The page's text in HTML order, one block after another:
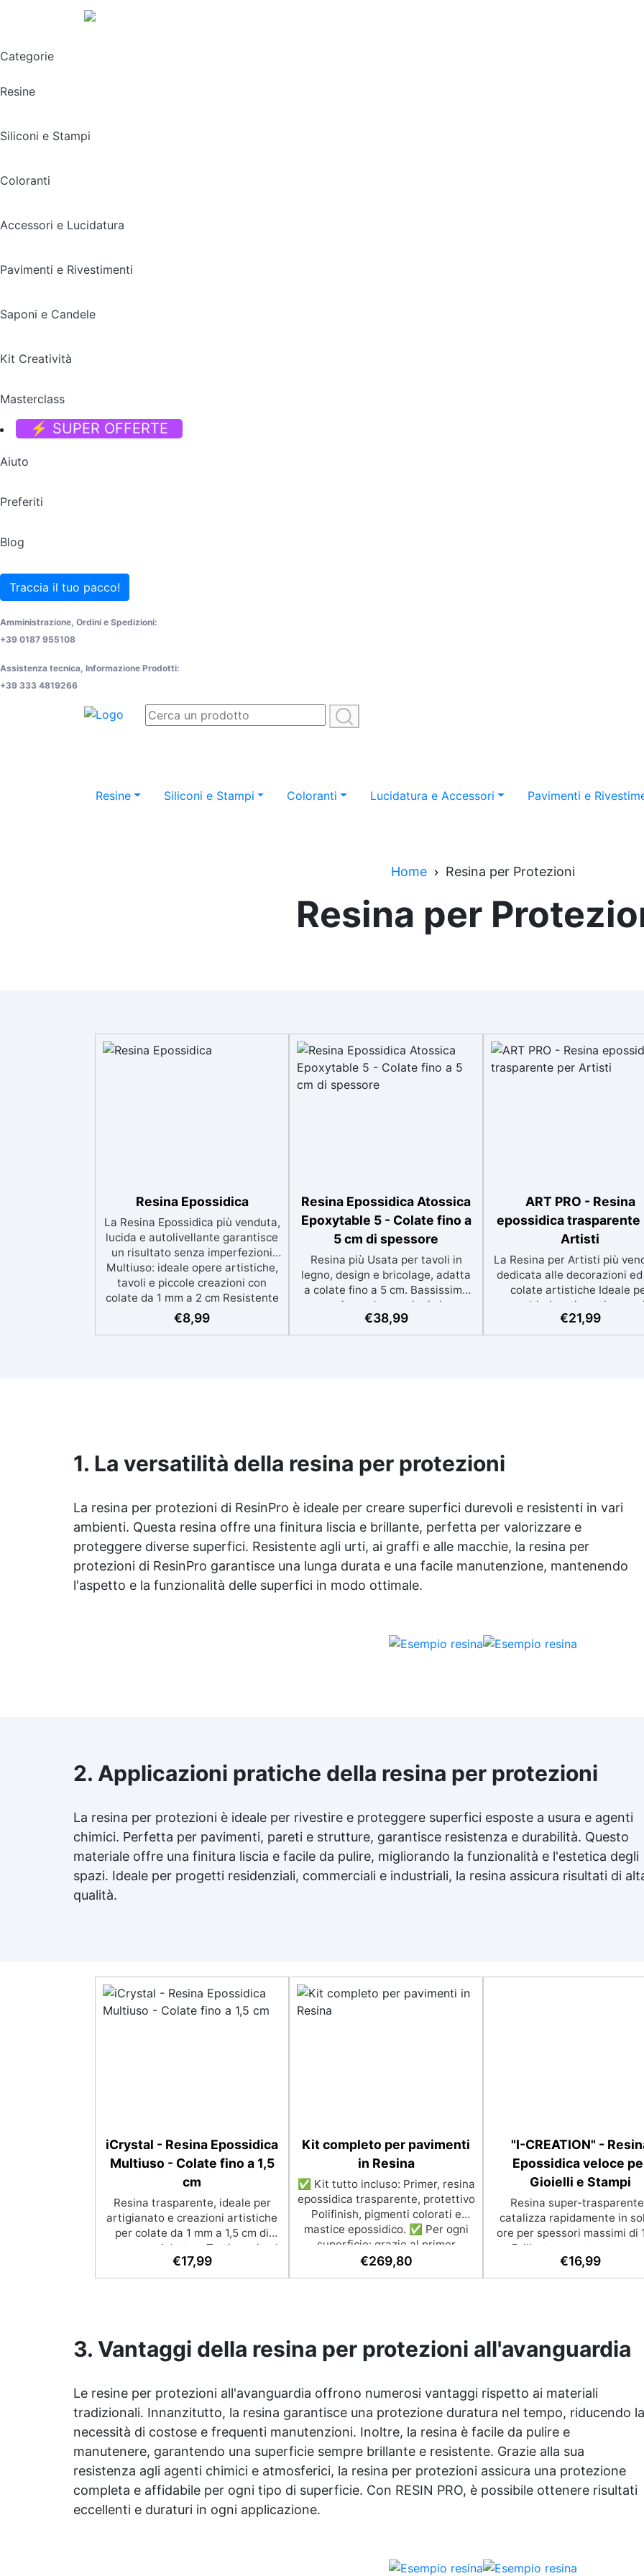
Categorie
Resine
Siliconi e Stampi
Coloranti
Accessori e Lucidatura
Pavimenti e Rivestimenti
Saponi e Candele
Kit Creatività
Masterclass
⚡ SUPER OFFERTE
Aiuto
Preferiti
Blog
Traccia il tuo pacco!
Amministrazione, Ordini e Spedizioni:
+39 0187 955108
Assistenza tecnica, Informazione Prodotti:
+39 333 4819266
Resine Siliconi e Stampi Coloranti Lucidatura e Accessori Pavimenti e
Home Resina per Protezioni
Resina per
Resina Epossidica
La Resina Epossidica più venduta,
lucida e autolivellante garantisce
un risultato senza imperfezioni
Multiuso: ideale opere artistiche,
tavoli e piccole creazioni con
colate da 1 mm a 2 cm Resistente
ai graffi e ai raggi UV, garantendo
opere durature, vibranti e senza
€8,99
Resina Epossidica Atossica
Epoxytable 5 - Colate fino a
5 cm di spessore
Resina più Usata per tavoli in
legno, design e bricolage, adatta
a colate fino a 5 cm. Bassissima
esotermia per lavorazioni sicure e
senza surriscaldamenti.
Resistente a graffi e ingiallimento
€38,99
ART PRO - Resina
epossidica trasparente
Artisti
La Resina per Artisti più
dedicata alle decorazioni
colate artistiche Ideale
quadri, rivestimenti,
anche piccole creazioni
Facile da usare (rapporto
€21,99
1. La versatilità della resina per protezioni
La resina per protezioni di ResinPro è ideale per creare superfici durevoli e resistenti in vari
ambienti. Questa resina offre una finitura liscia e brillante, perfetta per valorizzare e
proteggere diverse superfici. Resistente agli urti, ai graffi e alle macchie, la resina per
protezioni di ResinPro garantisce una lunga durata e una facile manutenzione, mantenendo
l'aspetto e la funzionalità delle superfici in modo ottimale.
2. Applicazioni pratiche della resina per protezioni
La resina per protezioni è ideale per rivestire e proteggere superfici esposte a usura e agenti
chimici. Perfetta per pavimenti, pareti e strutture, garantisce resistenza e durabilità. Questo
materiale offre una finitura liscia e facile da pulire, migliorando la funzionalità e l'estetica degli
spazi. Ideale per progetti residenziali, commerciali e industriali, la resina assicura risultati di
qualità.
iCrystal - Resina Epossidica
Multiuso - Colate fino a 1,5
cm
Resina trasparente, ideale per
artigianato e creazioni artistiche
per colate da 1 mm a 1,5 cm di
spessore. Adatta a Tutti grazie al
facile rapporto di miscelazione
2:1, garantisce un risultato senza
e altri materiali. Certificata post-
catalisi atossica e sicura per il
Superficie lucida, autolivellante e
con filtri UV anti-ingiallimento per
una finitura durevole e brillante.
€17,99
Kit completo per pavimenti
in Resina
✅ Kit tutto incluso: Primer, resina
epossidica trasparente, protettivo
Polifinish, pigmenti colorati e
mastice epossidico. ✅ Per ogni
superficie: grazie al primer
universale è applicabile sia su
calcestruzzo, piastrelle e superfici
superficie alla finitura protettiva
antigraffio. ✅ Risultati
autolivellante, resistente ai raggi
UV, duraturo e con finitura lucida
o satinata. ✅ Personalizzabile:
Disponibile in kit per metrature da
2m² a 100m², con una vasta
gamma di pigmenti selezionabili.
€269,80
"I-CREATION" -
Epossidica veloce
Gioielli e Stampi
Resina super-
catalizza rapidamente in
ore per spessori massimi di
Brillantezza e
durature, con protezione
contro l’ingiallimento
(rapporto 2:1) e lavorare,
bassa viscosità per ridurre le
rapida.
€16,99
3. Vantaggi della resina per protezioni all'avanguardia
Le resine per protezioni all'avanguardia offrono numerosi vantaggi rispetto ai materiali
tradizionali. Innanzitutto, la resina garantisce una protezione duratura nel tempo, riducendo la
necessità di costose e frequenti manutenzioni. Inoltre, la resina è facile da pulire e
manutenere, garantendo una superficie sempre brillante e resistente. Grazie alla sua
resistenza agli agenti chimici e atmosferici, la resina per protezioni assicura una protezione
completa e affidabile per ogni tipo di superficie. Con RESIN PRO, è possibile ottenere risultati
eccellenti e duraturi in ogni applicazione.